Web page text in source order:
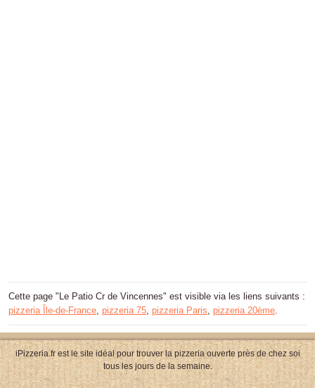
Cette page "Le Patio Cr de Vincennes" est visible via les liens suivants :
pizzeria Île-de-France, pizzeria 75, pizzeria Paris, pizzeria 20ème.
iPizzeria.fr est le site idéal pour trouver la pizzeria ouverte près de chez soi
tous les jours de la semaine.